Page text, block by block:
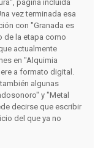
página incluida
vez terminada esa
con "Granada es
de la etapa como
actualmente
en "Alquimia
a formato digital.
algunas
y "Metal
decirse que escribir
del que ya no